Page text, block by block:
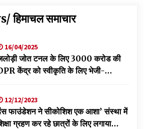
समाचार
16/04/2025
जोत टनल के लिए 3000 करोड की
केंद्र को स्वीकृति के लिए भेजी-
12/12/2023
फाउंडेशन ने सीकोशिश एक आशा’ संस्था में
ग्रहण कर रहे छात्रों के लिए लगाया